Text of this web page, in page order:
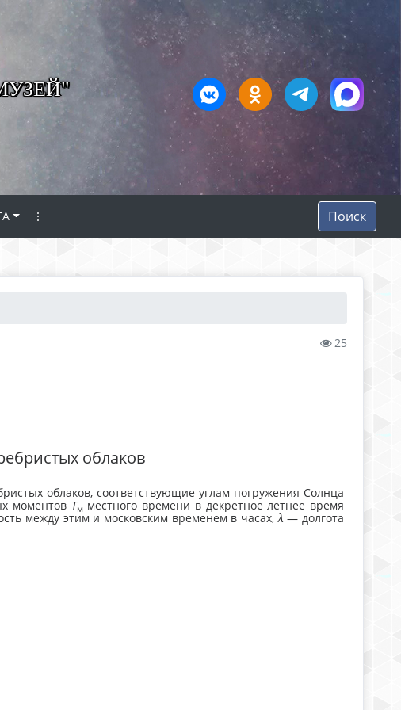
⋮ Поиск
25
облаков
облаков, соответствующие углам погружения Солнца
моментов Тмместного времени в декретное летнее время
между этим и московским временем в часах,λ — долгота